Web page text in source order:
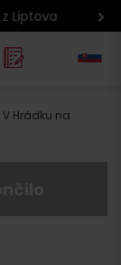
V Hrádku na